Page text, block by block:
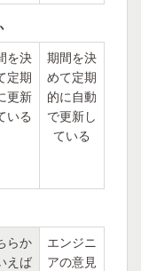
を決
定期
更新
いる
期間を決
めて定期
的に自動
で更新し
ている
らか
えば
エンジニ
アの意見